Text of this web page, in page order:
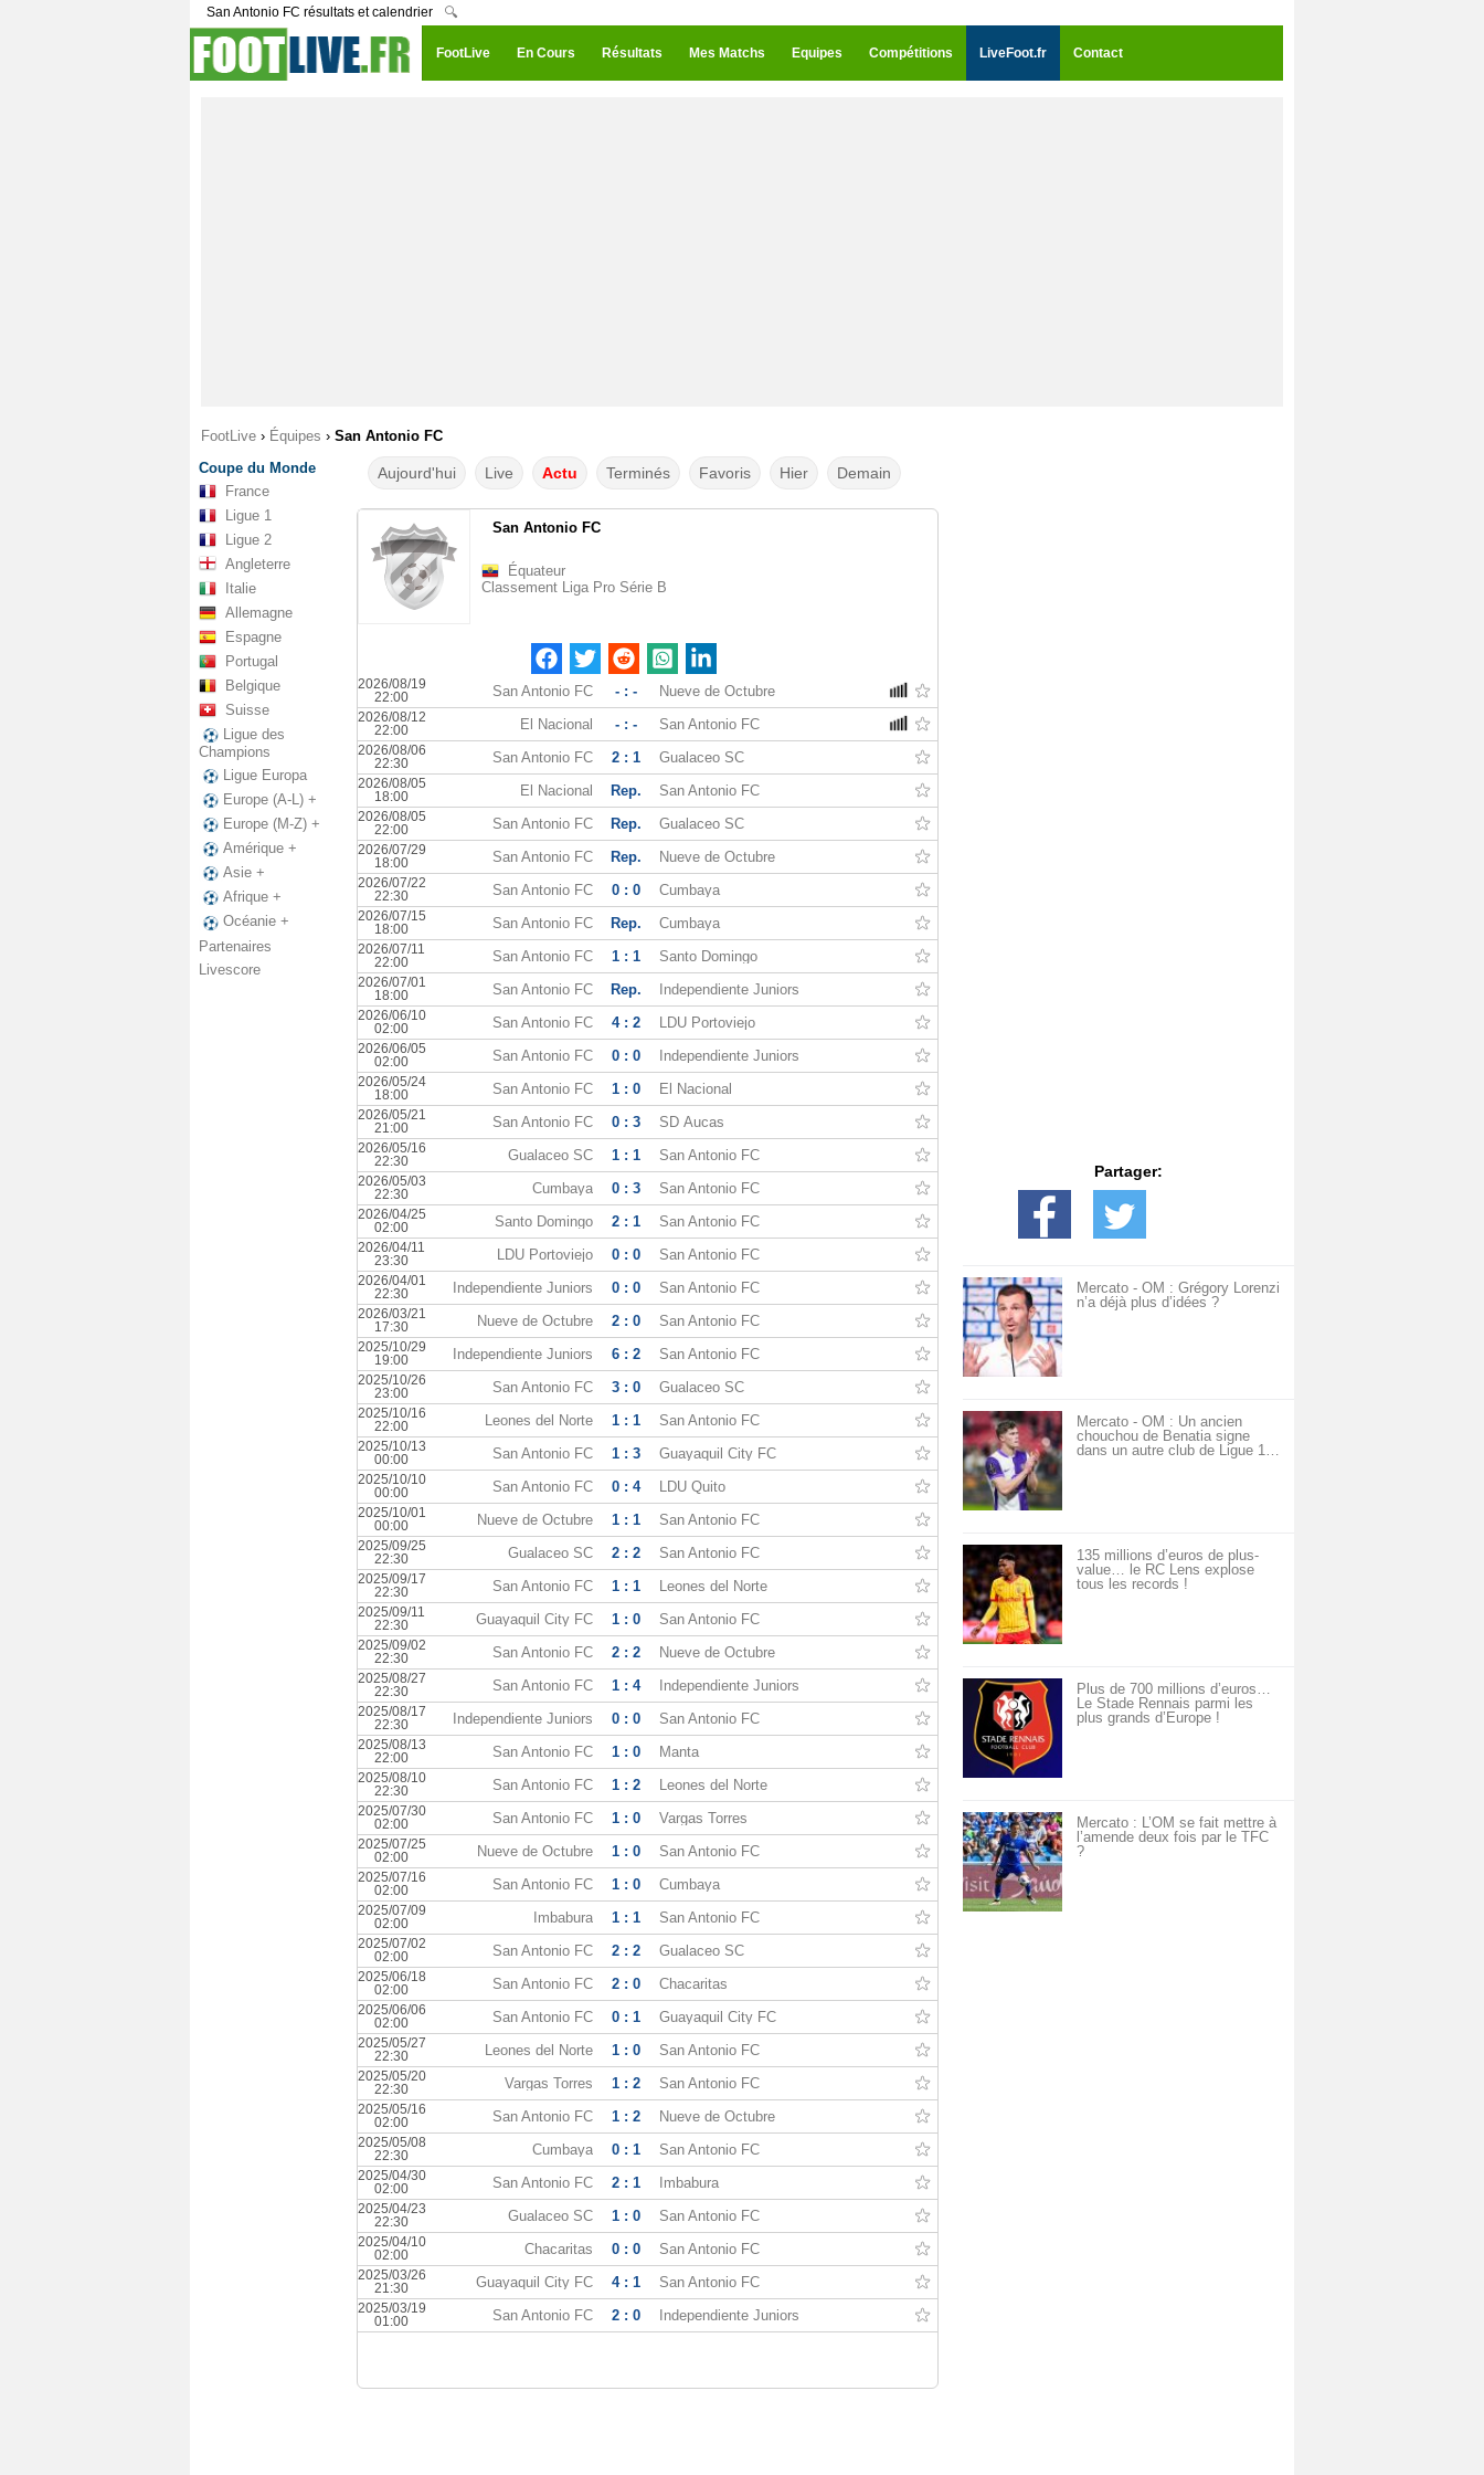
San Antonio FC résultats et calendrier 🔍
FootLive En Cours Résultats Mes Matchs Equipes Compétitions LiveFoot.fr Contact
FootLive › Équipes › San Antonio FC
Coupe du Monde
France
Ligue 1
Ligue 2
Angleterre
Italie
Allemagne
Espagne
Portugal
Belgique
Suisse
Ligue des
Champions
Ligue Europa
Europe (A-L) +
Europe (M-Z) +
Amérique +
Asie +
Afrique +
Océanie +
Partenaires
Livescore
Aujourd'hui Live Actu Terminés Favoris Hier Demain
San Antonio FC
Équateur
Classement Liga Pro Série B
2026/08/19
22:00
San Antonio FC - : - Nueve de Octubre
2026/08/12
22:00
El Nacional - : - San Antonio FC
2026/08/06
22:30
San Antonio FC 2 : 1 Gualaceo SC
2026/08/05
18:00
El Nacional Rep. San Antonio FC
2026/08/05
22:00
San Antonio FC Rep. Gualaceo SC
2026/07/29
18:00
San Antonio FC Rep. Nueve de Octubre
2026/07/22
22:30
San Antonio FC 0 : 0 Cumbaya
2026/07/15
18:00
San Antonio FC Rep. Cumbaya
2026/07/11
22:00
San Antonio FC 1 : 1 Santo Domingo
2026/07/01
18:00
San Antonio FC Rep. Independiente Juniors
2026/06/10
02:00
San Antonio FC 4 : 2 LDU Portoviejo
2026/06/05
02:00
San Antonio FC 0 : 0 Independiente Juniors
2026/05/24
18:00
San Antonio FC 1 : 0 El Nacional
2026/05/21
21:00
San Antonio FC 0 : 3 SD Aucas
2026/05/16
22:30
Gualaceo SC 1 : 1 San Antonio FC
2026/05/03
22:30
Cumbaya 0 : 3 San Antonio FC
2026/04/25
02:00
Santo Domingo 2 : 1 San Antonio FC
2026/04/11
23:30
LDU Portoviejo 0 : 0 San Antonio FC
2026/04/01
22:30
Independiente Juniors 0 : 0 San Antonio FC
2026/03/21
17:30
Nueve de Octubre 2 : 0 San Antonio FC
2025/10/29
19:00
Independiente Juniors 6 : 2 San Antonio FC
2025/10/26
23:00
San Antonio FC 3 : 0 Gualaceo SC
2025/10/16
22:00
Leones del Norte 1 : 1 San Antonio FC
2025/10/13
00:00
San Antonio FC 1 : 3 Guayaquil City FC
2025/10/10
00:00
San Antonio FC 0 : 4 LDU Quito
2025/10/01
00:00
Nueve de Octubre 1 : 1 San Antonio FC
2025/09/25
22:30
Gualaceo SC 2 : 2 San Antonio FC
2025/09/17
22:30
San Antonio FC 1 : 1 Leones del Norte
2025/09/11
22:30
Guayaquil City FC 1 : 0 San Antonio FC
2025/09/02
22:30
San Antonio FC 2 : 2 Nueve de Octubre
2025/08/27
22:30
San Antonio FC 1 : 4 Independiente Juniors
2025/08/17
22:30
Independiente Juniors 0 : 0 San Antonio FC
2025/08/13
22:00
San Antonio FC 1 : 0 Manta
2025/08/10
22:30
San Antonio FC 1 : 2 Leones del Norte
2025/07/30
02:00
San Antonio FC 1 : 0 Vargas Torres
2025/07/25
02:00
Nueve de Octubre 1 : 0 San Antonio FC
2025/07/16
02:00
San Antonio FC 1 : 0 Cumbaya
2025/07/09
02:00
Imbabura 1 : 1 San Antonio FC
2025/07/02
02:00
San Antonio FC 2 : 2 Gualaceo SC
2025/06/18
02:00
San Antonio FC 2 : 0 Chacaritas
2025/06/06
02:00
San Antonio FC 0 : 1 Guayaquil City FC
2025/05/27
22:30
Leones del Norte 1 : 0 San Antonio FC
2025/05/20
22:30
Vargas Torres 1 : 2 San Antonio FC
2025/05/16
02:00
San Antonio FC 1 : 2 Nueve de Octubre
2025/05/08
22:30
Cumbaya 0 : 1 San Antonio FC
2025/04/30
02:00
San Antonio FC 2 : 1 Imbabura
2025/04/23
22:30
Gualaceo SC 1 : 0 San Antonio FC
2025/04/10
02:00
Chacaritas 0 : 0 San Antonio FC
2025/03/26
21:30
Guayaquil City FC 4 : 1 San Antonio FC
2025/03/19
01:00
San Antonio FC 2 : 0 Independiente Juniors
Partager:
Mercato - OM : Grégory Lorenzi
n’a déjà plus d’idées ?
Mercato - OM : Un ancien
chouchou de Benatia signe
dans un autre club de Ligue 1…
135 millions d’euros de plus-
value… le RC Lens explose
tous les records !
Plus de 700 millions d’euros…
Le Stade Rennais parmi les
plus grands d’Europe !
Mercato : L’OM se fait mettre à
l’amende deux fois par le TFC
?